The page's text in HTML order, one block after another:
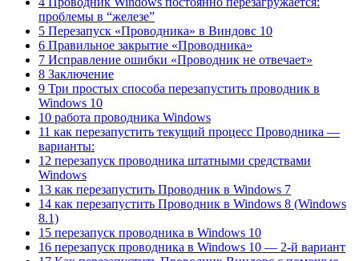
проблемы в “железе”
5 Перезапуск «Проводника» в Виндовс 10
6 Правильное закрытие «Проводника»
7 Исправление ошибки «Проводник не отвечает»
8 Заключение
9 Три простых способа перезапустить проводник в
Windows 10
10 работа проводника Windows
11 как перезапустить текущий процесс Проводника —
варианты:
12 перезапуск проводника штатными средствами
Windows
13 как перезапустить Проводник в Windows 7
14 как перезапустить Проводник в Windows 8 (Windows
8.1)
15 перезапуск проводника в Windows 10
16 перезапуск проводника в Windows 10 — 2-й вариант